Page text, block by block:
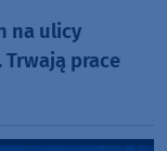
na ulicy
prace